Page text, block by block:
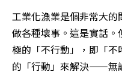
工業化漁業是個非常大
做各種壞事。這是實話
極的「不行動」，即「
的「行動」來解決——無